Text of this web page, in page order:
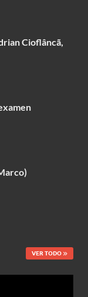
Cioflâncã,
VER TODO